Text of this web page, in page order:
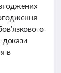
докази
в